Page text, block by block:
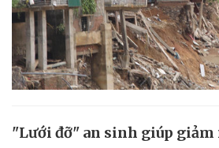
"Lưới đỡ" an sinh giúp giảm